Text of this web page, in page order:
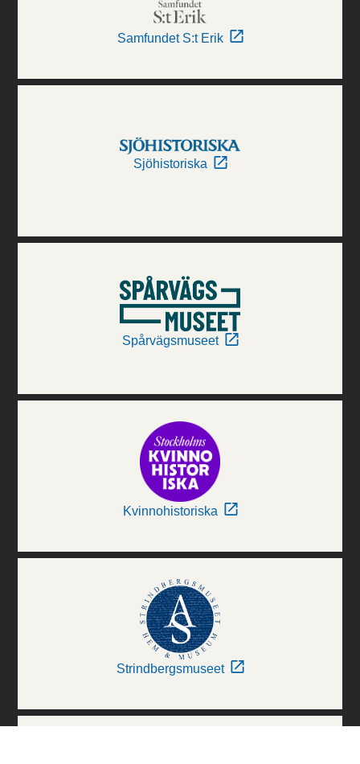
Samfundet S:t Erik
Sjöhistoriska
Spårvägsmuseet
Kvinnohistoriska
Strindbergsmuseet